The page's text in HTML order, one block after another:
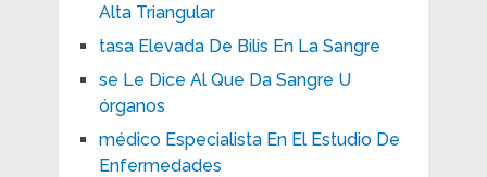
Alta Triangular
tasa Elevada De Bilis En La Sangre
se Le Dice Al Que Da Sangre U
órganos
médico Especialista En El Estudio De
Enfermedades